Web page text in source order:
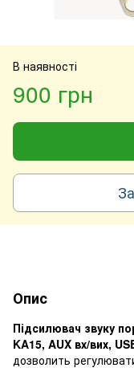
В наявності
900 грн
Опис
Підсилювач звуку
KA15, AUX вх/вих,
дозволить